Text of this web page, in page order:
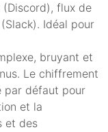
(Discord), flux de
Idéal pour
bruyant et
Le chiffrement
par défaut pour
et la
et des